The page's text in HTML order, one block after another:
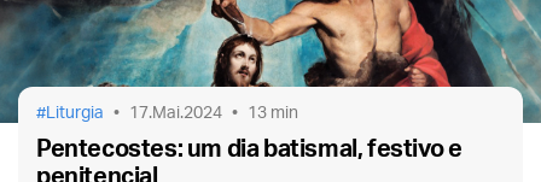
Liturgia 17.Mai.2024 13 min
Pentecostes: um dia batismal, festivo e
penitencial